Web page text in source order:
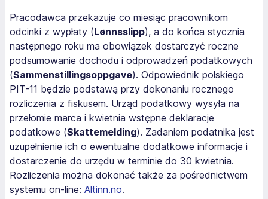
Pracodawca przekazuje co miesiąc pracownikom
odcinki z wypłaty (Lønnsslipp), a do końca stycznia
następnego roku ma obowiązek dostarczyć roczne
podsumowanie dochodu i odprowadzeń podatkowych
(Sammenstillingsoppgave). Odpowiednik polskiego
PIT-11 będzie podstawą przy dokonaniu rocznego
rozliczenia z fiskusem. Urząd podatkowy wysyła na
przełomie marca i kwietnia wstępne deklaracje
podatkowe (Skattemelding). Zadaniem podatnika jest
uzupełnienie ich o ewentualne dodatkowe informacje i
dostarczenie do urzędu w terminie do 30 kwietnia.
Rozliczenia można dokonać także za pośrednictwem
systemu on-line: Altinn.no.